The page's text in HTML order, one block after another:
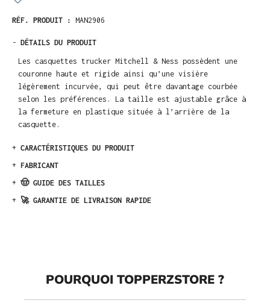
RÉF. PRODUIT : MAN2906
- DÉTAILS DU PRODUIT
Les casquettes trucker Mitchell & Ness possèdent une
couronne haute et rigide ainsi qu’une visière
légèrement incurvée, qui peut être davantage courbée
selon les préférences. La taille est ajustable grâce à
la fermeture en plastique située à l’arrière de la
casquette.
+ CARACTÉRISTIQUES DU PRODUIT
+ FABRICANT
+ 🤠 GUIDE DES TAILLES
+ 🚀 GARANTIE DE LIVRAISON RAPIDE
POURQUOI TOPPERZSTORE ?